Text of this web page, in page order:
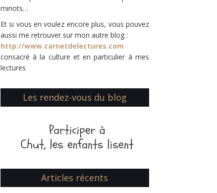
minots…
Et si vous en voulez encore plus, vous pouvez
aussi me retrouver sur mon autre blog :
http://www.carnetdelectures.com
consacré à la culture et en particulier à mes
lectures
Les rendez-vous du blog
Articles récents